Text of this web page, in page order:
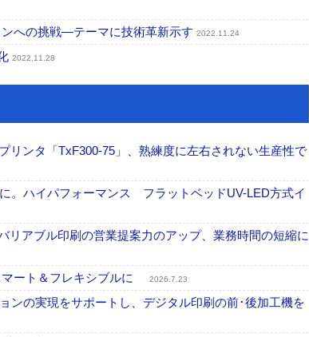
への挑戦―テーマに技術革新示す 2022.11.24
2022.11.28
ンタ「TxF300-75」、熟練度に左右されない生産性で
。ハイパフォーマンス フラットベッドUV-LED方式イ
アブル印刷の営業提案力のアップ、業務時間の短縮に
ート＆フレキシブルに 2026.7.23
の実現をサポートし、デジタル印刷の前･後加工機を